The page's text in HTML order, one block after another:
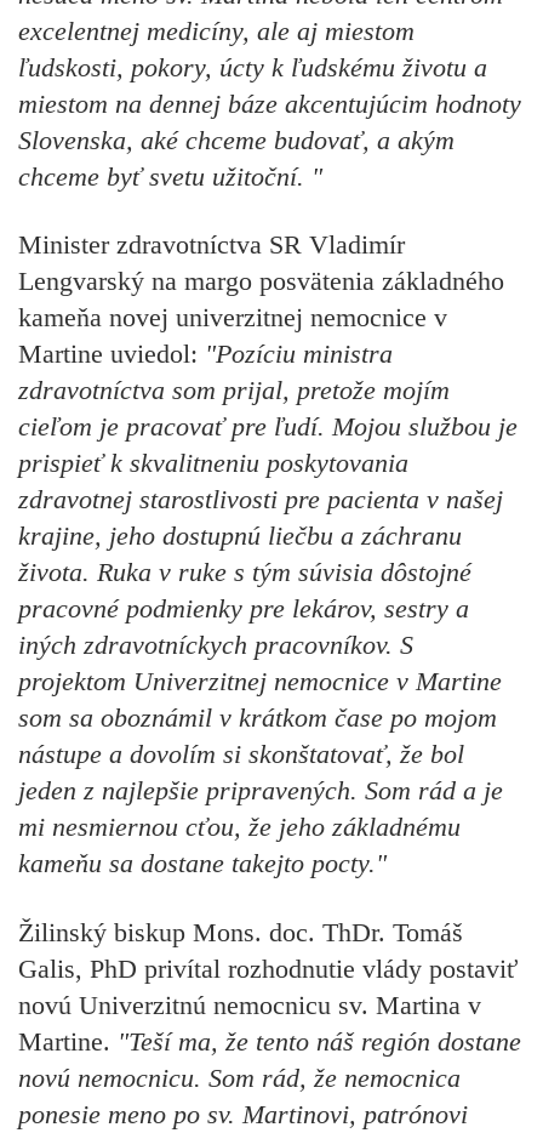
excelentnej medicíny, ale aj miestom
ľudskosti, pokory, úcty k ľudskému životu a
miestom na dennej báze akcentujúcim hodnoty
Slovenska, aké chceme budovať, a akým
chceme byť svetu užitoční. "
Minister zdravotníctva SR Vladimír
Lengvarský na margo posvätenia základného
kameňa novej univerzitnej nemocnice v
Martine uviedol: "Pozíciu ministra
zdravotníctva som prijal, pretože mojím
cieľom je pracovať pre ľudí. Mojou službou je
prispieť k skvalitneniu poskytovania
zdravotnej starostlivosti pre pacienta v našej
krajine, jeho dostupnú liečbu a záchranu
života. Ruka v ruke s tým súvisia dôstojné
pracovné podmienky pre lekárov, sestry a
iných zdravotníckych pracovníkov. S
projektom Univerzitnej nemocnice v Martine
som sa oboznámil v krátkom čase po mojom
nástupe a dovolím si skonštatovať, že bol
jeden z najlepšie pripravených. Som rád a je
mi nesmiernou cťou, že jeho základnému
kameňu sa dostane takejto pocty."
Žilinský biskup Mons. doc. ThDr. Tomáš
Galis, PhD privítal rozhodnutie vlády postaviť
novú Univerzitnú nemocnicu sv. Martina v
Martine. "Teší ma, že tento náš región dostane
novú nemocnicu. Som rád, že nemocnica
ponesie meno po sv. Martinovi, patrónovi